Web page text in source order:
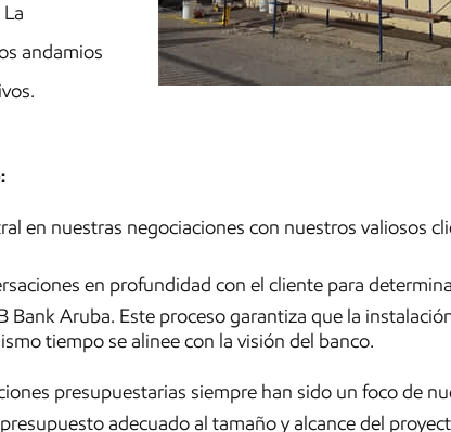
andamios
en nuestras negociaciones con nuestros valiosos
en profundidad con el cliente para
Aruba. Este proceso garantiza que la
tiempo se alinee con la visión del banco.
presupuestarias siempre han sido un foco de
adecuado al tamaño y alcance del